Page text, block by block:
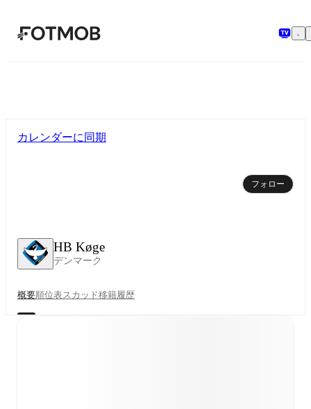
メインコンテンツへスキップ
HB Køge
デンマーク
カレンダーに同期
フォロー
概要順位表スカッド移籍履歴